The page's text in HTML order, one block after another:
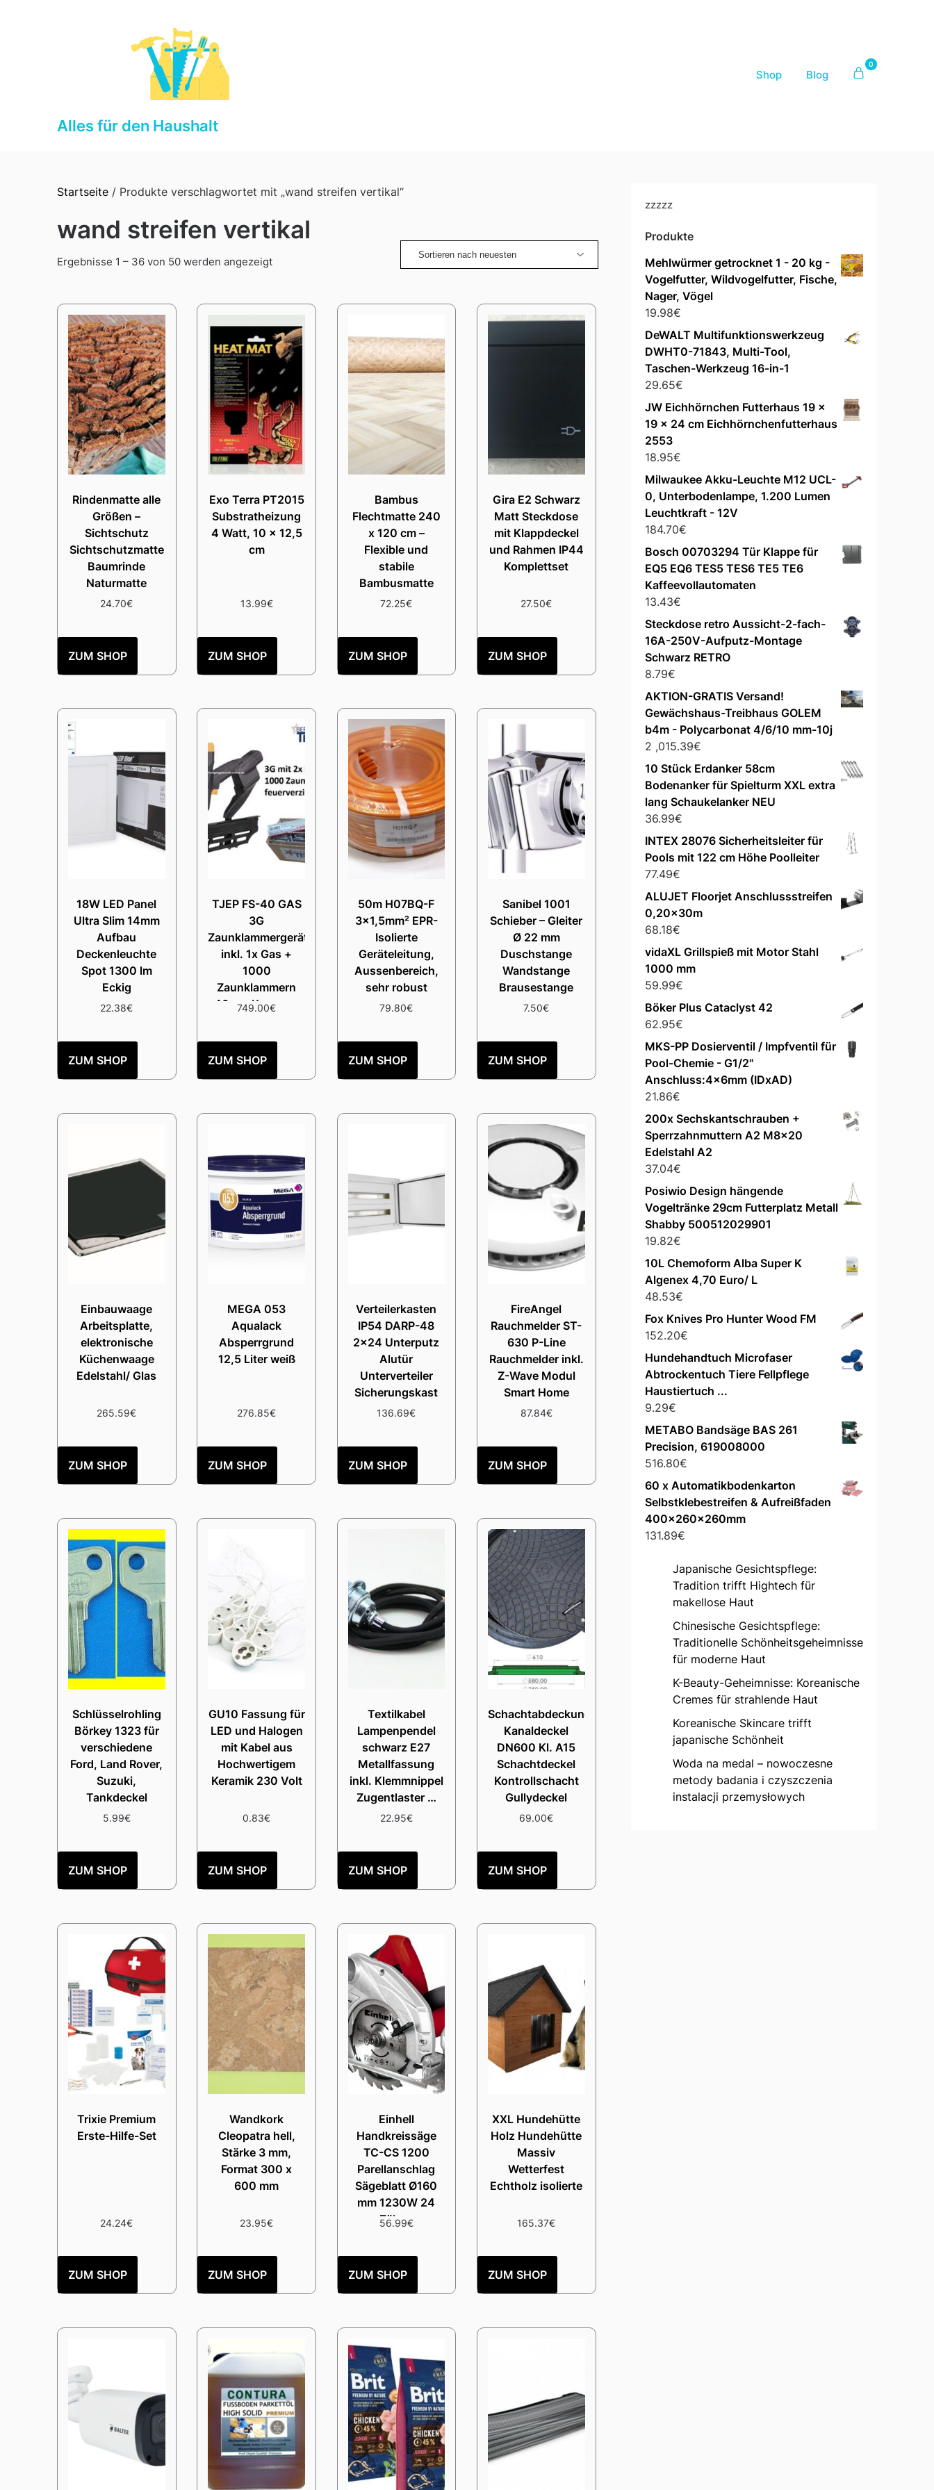
Alles für den Haushalt
Shop Blog
0
Startseite / Produkte verschlagwortet mit „wand streifen vertikal“
wand streifen vertikal
Ergebnisse 1 – 36 von 50 werden angezeigtSorted
Rindenmatte alle
Größen –
Sichtschutz
Sichtschutzmatte
Baumrinde
Naturmatte
24.70€
ZUM SHOP
Exo Terra PT2015
Substratheizung
4 Watt, 10 x 12,5
cm
13.99€
ZUM SHOP
Bambus
Flechtmatte 240
x 120 cm –
Flexible und
stabile
Bambusmatte
72.25€
ZUM SHOP
Gira E2 Schwarz
Matt Steckdose
mit Klappdeckel
und Rahmen IP44
Komplettset
27.50€
ZUM SHOP
18W LED Panel
Ultra Slim 14mm
Aufbau
Deckenleuchte
Spot 1300 lm
Eckig
22.38€
ZUM SHOP
TJEP FS-40 GAS
3G
Zaunklammergerät
inkl. 1x Gas +
1000
Zaunklammern
40mm Krampen
749.00€
ZUM SHOP
50m H07BQ-F
3×1,5mm² EPR-
Isolierte
Geräteleitung,
Aussenbereich,
sehr robust
79.80€
ZUM SHOP
Sanibel 1001
Schieber – Gleiter
Ø 22 mm
Duschstange
Wandstange
Brausestange
7.50€
ZUM SHOP
Einbauwaage
Arbeitsplatte,
elektronische
Küchenwaage
Edelstahl/ Glas
265.59€
ZUM SHOP
MEGA 053
Aqualack
Absperrgrund
12,5 Liter weiß
276.85€
ZUM SHOP
Verteilerkasten
IP54 DARP-48
2×24 Unterputz
Alutür
Unterverteiler
Sicherungskast
136.69€
ZUM SHOP
FireAngel
Rauchmelder ST-
630 P-Line
Rauchmelder inkl.
Z-Wave Modul
Smart Home
87.84€
ZUM SHOP
Schlüsselrohling
Börkey 1323 für
verschiedene
Ford, Land Rover,
Suzuki,
Tankdeckel
5.99€
ZUM SHOP
GU10 Fassung für
LED und Halogen
mit Kabel aus
Hochwertigem
Keramik 230 Volt
0.83€
ZUM SHOP
Textilkabel
Lampenpendel
schwarz E27
Metallfassung
inkl. Klemmnippel
Zugentlaster …
22.95€
ZUM SHOP
Schachtabdeckung
Kanaldeckel
DN600 Kl. A15
Schachtdeckel
Kontrollschacht
Gullydeckel
69.00€
ZUM SHOP
Trixie Premium
Erste-Hilfe-Set
24.24€
ZUM SHOP
Wandkork
Cleopatra hell,
Stärke 3 mm,
Format 300 x
600 mm
23.95€
ZUM SHOP
Einhell
Handkreissäge
TC-CS 1200
Parellanschlag
Sägeblatt Ø160
mm 1230W 24
Zähne
56.99€
ZUM SHOP
XXL Hundehütte
Holz Hundehütte
Massiv
Wetterfest
Echtholz isolierte
165.37€
ZUM SHOP
zzzzz
Produkte
Mehlwürmer getrocknet 1 - 20 kg -
Vogelfutter, Wildvogelfutter, Fische,
Nager, Vögel
19.98€
DeWALT Multifunktionswerkzeug
DWHT0-71843, Multi-Tool,
Taschen-Werkzeug 16-in-1
29.65€
JW Eichhörnchen Futterhaus 19 x
19 x 24 cm Eichhörnchenfutterhaus
2553
18.95€
Milwaukee Akku-Leuchte M12 UCL-
0, Unterbodenlampe, 1.200 Lumen
Leuchtkraft - 12V
184.70€
Bosch 00703294 Tür Klappe für
EQ5 EQ6 TES5 TES6 TE5 TE6
Kaffeevollautomaten
13.43€
Steckdose retro Aussicht-2-fach-
16A-250V-Aufputz-Montage
Schwarz RETRO
8.79€
AKTION-GRATIS Versand!
Gewächshaus-Treibhaus GOLEM
b4m - Polycarbonat 4/6/10 mm-10j
2 ,015.39€
10 Stück Erdanker 58cm
Bodenanker für Spielturm XXL extra
lang Schaukelanker NEU
36.99€
INTEX 28076 Sicherheitsleiter für
Pools mit 122 cm Höhe Poolleiter
77.49€
ALUJET Floorjet Anschlussstreifen
0,20x30m
68.18€
vidaXL Grillspieß mit Motor Stahl
1000 mm
59.99€
Böker Plus Cataclyst 42
62.95€
MKS-PP Dosierventil / Impfventil für
Pool-Chemie - G1/2"
Anschluss:4x6mm (IDxAD)
21.86€
200x Sechskantschrauben +
Sperrzahnmuttern A2 M8x20
Edelstahl A2
37.04€
Posiwio Design hängende
Vogeltränke 29cm Futterplatz Metall
Shabby 500512029901
19.82€
10L Chemoform Alba Super K
Algenex 4,70 Euro/ L
48.53€
Fox Knives Pro Hunter Wood FM
152.20€
Hundehandtuch Microfaser
Abtrockentuch Tiere Fellpflege
Haustiertuch ...
9.29€
METABO Bandsäge BAS 261
Precision, 619008000
516.80€
60 x Automatikbodenkarton
Selbstklebestreifen & Aufreißfaden
400x260x260mm
131.89€
Japanische Gesichtspflege:
Tradition trifft Hightech für
makellose Haut
Chinesische Gesichtspflege:
Traditionelle Schönheitsgeheimnisse
für moderne Haut
K-Beauty-Geheimnisse: Koreanische
Cremes für strahlende Haut
Koreanische Skincare trifft
japanische Schönheit
Woda na medal – nowoczesne
metody badania i czyszczenia
instalacji przemysłowych